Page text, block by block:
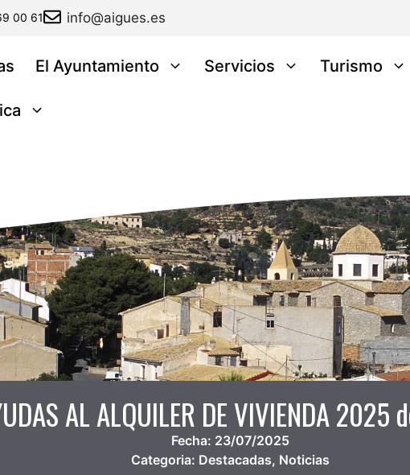
00 61 info@aigues.es
El Ayuntamiento Servicios Turismo
AL ALQUILER DE VIVIENDA
Fecha: 23/07/2025
Categoria: Destacadas, Noticias